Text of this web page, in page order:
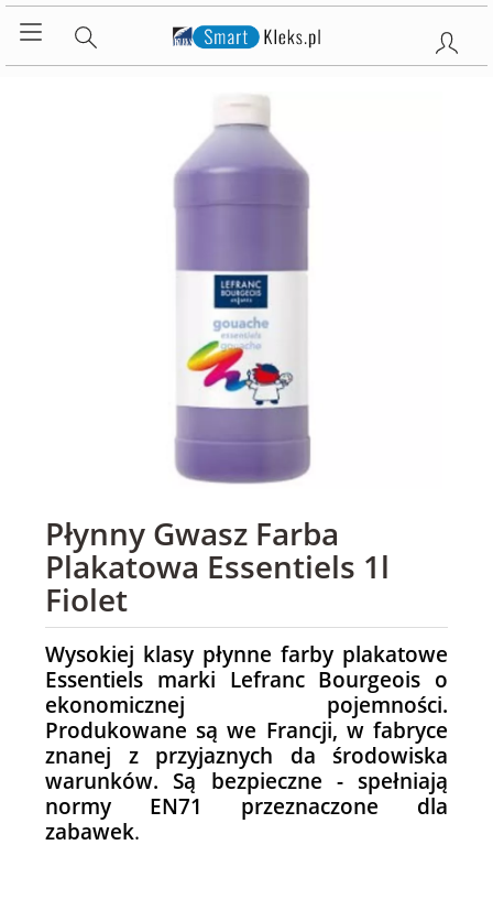
Płynny Gwasz Farba
Plakatowa Essentiels 1l
Fiolet
Wysokiej klasy płynne farby plakatowe
Essentiels marki Lefranc Bourgeois o
ekonomicznej pojemności.
Produkowane są we Francji, w fabryce
znanej z przyjaznych da środowiska
warunków. Są bezpieczne - spełniają
normy EN71 przeznaczone dla
zabawek.